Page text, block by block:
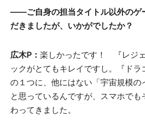
――ご自身の担当タイトル以外のゲ
だきましたが、いかがでしたか？
広木P： 楽しかったです！ 『レジ
ックがとてもキレイですし。『ドラ
の１つに、他にはない「宇宙規模の
と思っているんですが、スマホで
わってきました。